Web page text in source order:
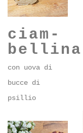
ciam-
bellina
con uova di
bucce di